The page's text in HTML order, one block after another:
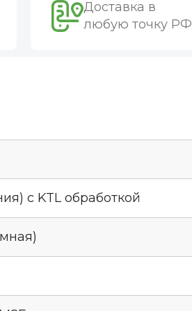
Доставка в
любую точку РФ
c KTL обработкой